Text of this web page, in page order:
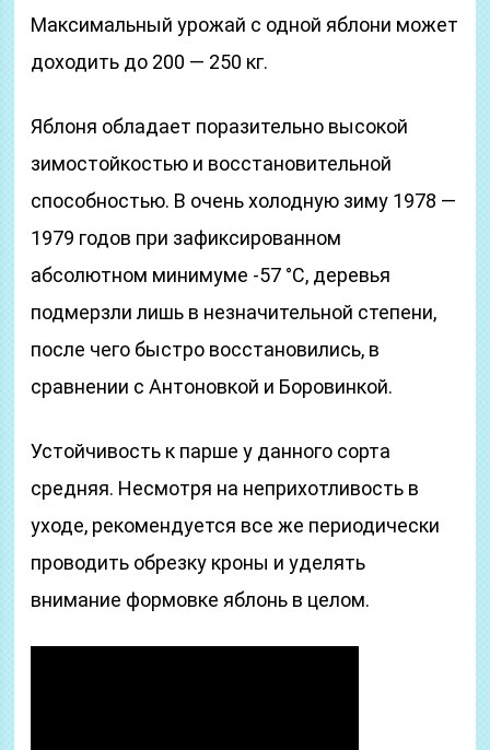
Максимальный урожай с одной яблони может
доходить до 200 — 250 кг.
Яблоня обладает поразительно высокой
зимостойкостью и восстановительной
способностью. В очень холодную зиму 1978 —
1979 годов при зафиксированном
абсолютном минимуме -57 °C, деревья
подмерзли лишь в незначительной степени,
после чего быстро восстановились, в
сравнении с Антоновкой и Боровинкой.
Устойчивость к парше у данного сорта
средняя. Несмотря на неприхотливость в
уходе, рекомендуется все же периодически
проводить обрезку кроны и уделять
внимание формовке яблонь в целом.